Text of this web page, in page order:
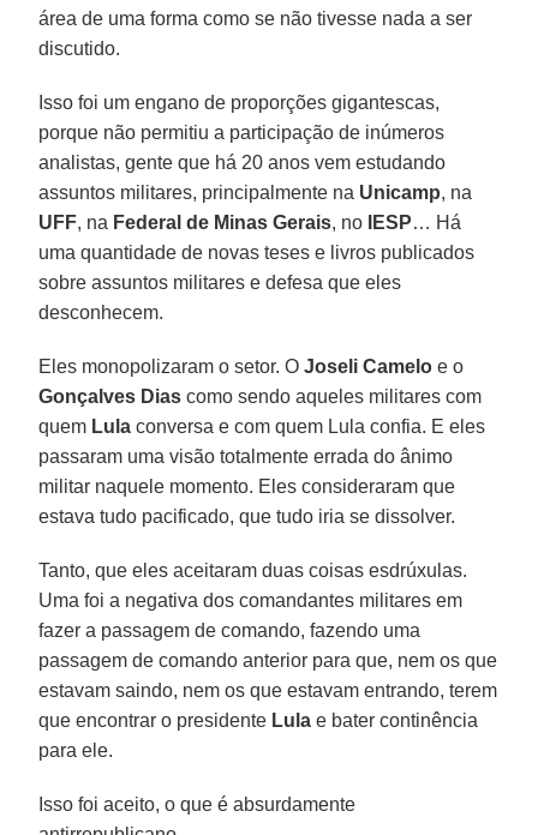
área de uma forma como se não tivesse nada a ser
discutido.
Isso foi um engano de proporções gigantescas,
porque não permitiu a participação de inúmeros
analistas, gente que há 20 anos vem estudando
assuntos militares, principalmente na Unicamp, na
UFF, na Federal de Minas Gerais, no IESP… Há
uma quantidade de novas teses e livros publicados
sobre assuntos militares e defesa que eles
desconhecem.
Eles monopolizaram o setor. OJoseli Camelo e o
Gonçalves Dias como sendo aqueles militares com
quem Lula conversa e com quem Lula confia. E eles
passaram uma visão totalmente errada do ânimo
militar naquele momento. Eles consideraram que
estava tudo pacificado, que tudo iria se dissolver.
Tanto, que eles aceitaram duas coisas esdrúxulas.
Uma foi a negativa dos comandantes militares em
fazer a passagem de comando, fazendo uma
passagem de comando anterior para que, nem os que
estavam saindo, nem os que estavam entrando, terem
que encontrar o presidente Lula e bater continência
para ele.
Isso foi aceito, o que é absurdamente